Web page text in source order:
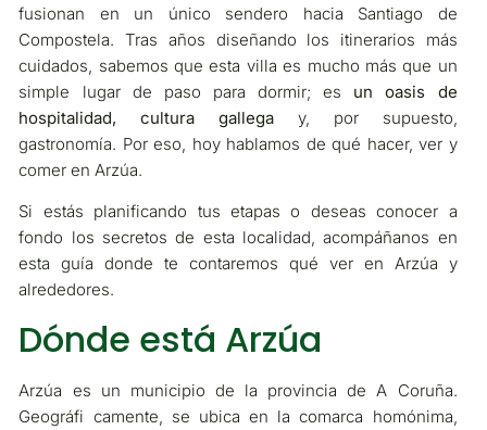
fusionan en un único sendero hacia Santiago de
Compostela. Tras años diseñando los itinerarios más
cuidados, sabemos que esta villa es mucho más que un
simple lugar de paso para dormir; es un oasis de
hospitalidad, cultura gallega y, por supuesto,
gastronomía. Por eso, hoy hablamos de qué hacer, ver y
comer en Arzúa.
Si estás planificando tus etapas o deseas conocer a
fondo los secretos de esta localidad, acompáñanos en
esta guía donde te contaremos qué ver en Arzúa y
alrededores.
Dónde está Arzúa
Arzúa es un municipio de la provincia de A Coruña.
Geográfi camente, se ubica en la comarca homónima,